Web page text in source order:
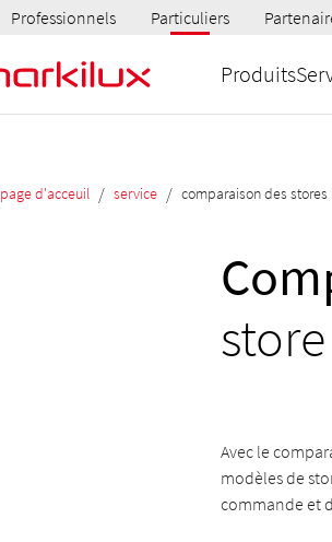
Professionnels Particuliers
Produits
page d'acceuil / service / comparaison des stores
Avec le
modèles de
commande et